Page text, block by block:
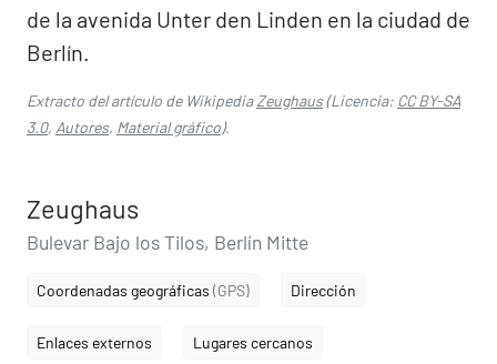
de la avenida Unter den Linden en la ciudad de
Berlín.
Extracto del artículo de WikipediaZeughaus(Licencia: CC BY-SA
3.0, Autores, Material gráfico).
Zeughaus
Bulevar Bajo los Tilos, Berlín Mitte
Coordenadas geográficas (GPS) Dirección
Enlaces externos Lugares cercanos